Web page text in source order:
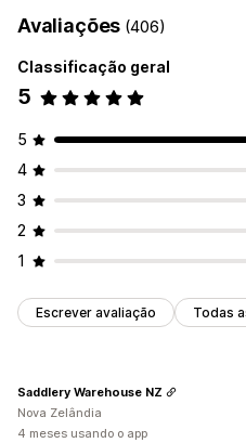
Avaliações (406)
Classificação geral
5
5
4
3
2
1
Escrever avaliação Todas
Saddlery Warehouse NZ
Nova Zelândia
4 meses usando o app